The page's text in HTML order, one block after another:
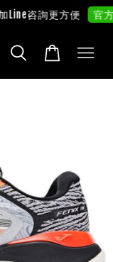
咨詢更方便 官方